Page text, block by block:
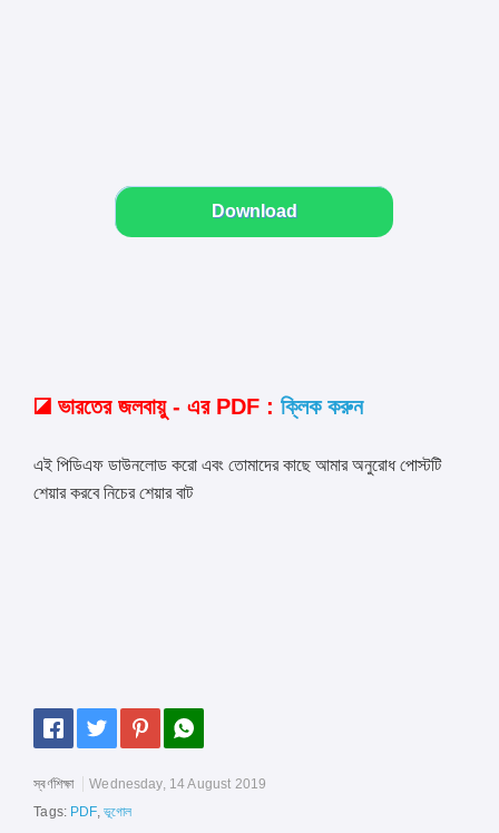
Download
◪ ভারতেরজলবায়ু - এর PDF :ক্লিক করুন
এই পিডিএফ ডাউনলোড করো এবং তোমাদের কাছে আমার অনুরোধ পোস্টটি
শেয়ার করবে নিচের শেয়ার বাট
স্বর্ণশিক্ষা
Wednesday, 14 August 2019
Tags: PDF, ভূগোল